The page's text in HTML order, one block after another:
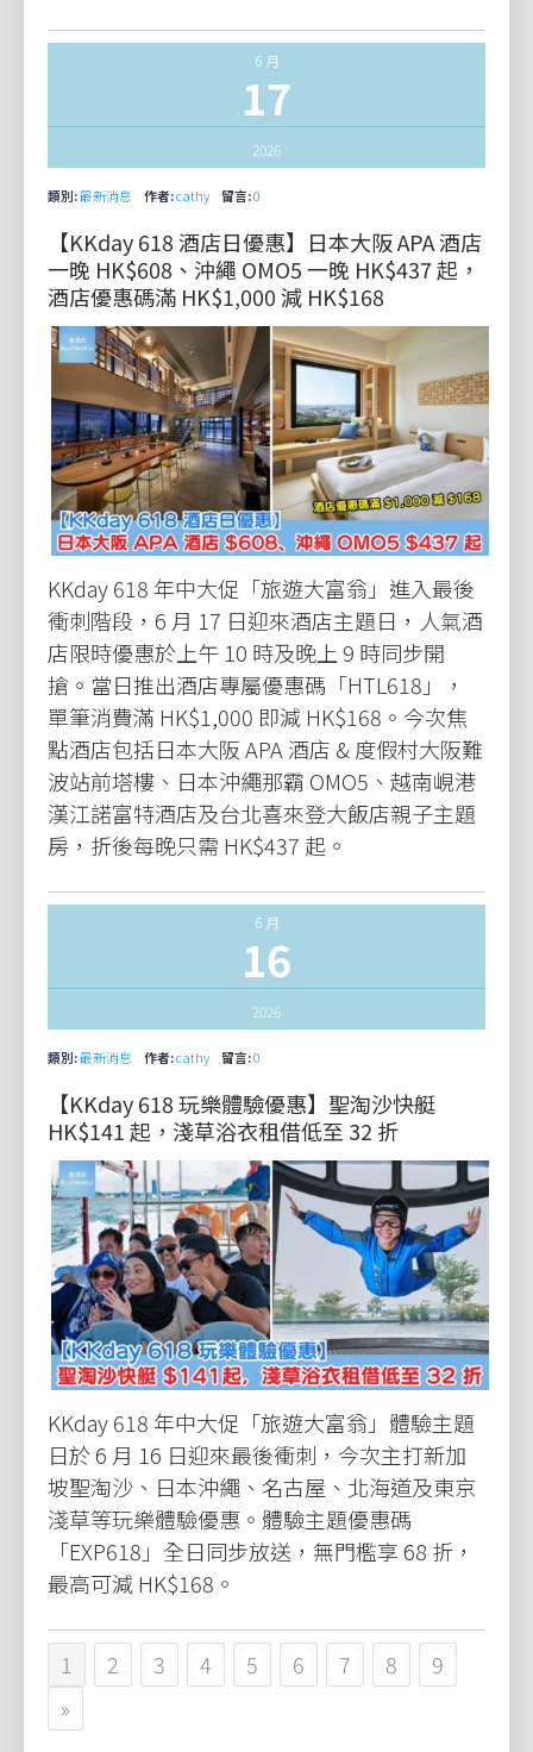
6 月
17
2026
類別:最新消息 作者:cathy 留言:0
【KKday 618 酒店日優惠】日本大阪 APA 酒店
一晚 HK$608、沖繩 OMO5 一晚 HK$437 起，
酒店優惠碼滿 HK$1,000 減 HK$168
KKday 618 年中大促「旅遊大富翁」進入最後
衝刺階段，6 月 17 日迎來酒店主題日，人氣酒
店限時優惠於上午 10 時及晚上 9 時同步開
搶。當日推出酒店專屬優惠碼「HTL618」，
單筆消費滿 HK$1,000 即減 HK$168。今次焦
點酒店包括日本大阪 APA 酒店 & 度假村大阪難
波站前塔樓、日本沖繩那霸 OMO5、越南峴港
漢江諾富特酒店及台北喜來登大飯店親子主題
房，折後每晚只需 HK$437 起。
6 月
16
2026
類別:最新消息 作者:cathy 留言:0
【KKday 618 玩樂體驗優惠】聖淘沙快艇
HK$141 起，淺草浴衣租借低至 32 折
KKday 618 年中大促「旅遊大富翁」體驗主題
日於 6 月 16 日迎來最後衝刺，今次主打新加
坡聖淘沙、日本沖繩、名古屋、北海道及東京
淺草等玩樂體驗優惠。體驗主題優惠碼
「EXP618」全日同步放送，無門檻享 68 折，
最高可減 HK$168。
1 2 3 4 5 6 7 8
9
»